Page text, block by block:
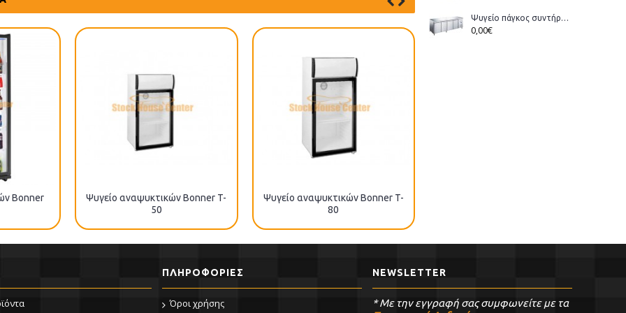
Ψυγείο πάγκος συντήρηση Bonner GM-400 διάστ.223x70x86cm
0,00€
Bonner
Ψυγείο αναψυκτικών Bonner T-
50
Ψυγείο αναψυκτικών Bonner T-
80
ΠΛΗΡΟΦΟΡΊΕΣ
Όροι χρήσης
NEWSLETTER
* Με την εγγραφή σας συμφωνείτε με τα